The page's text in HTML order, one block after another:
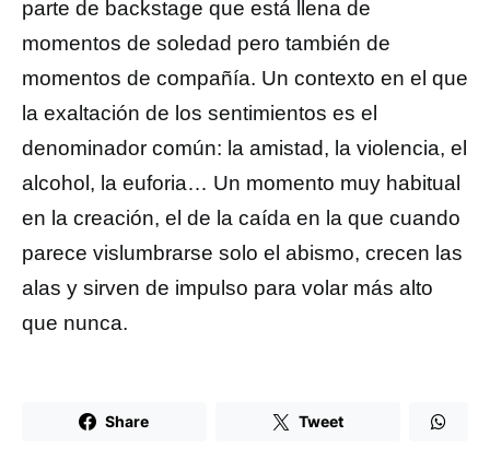
parte de backstage que está llena de
momentos de soledad pero también de
momentos de compañía. Un contexto en el que
la exaltación de los sentimientos es el
denominador común: la amistad, la violencia, el
alcohol, la euforia… Un momento muy habitual
en la creación, el de la caída en la que cuando
parece vislumbrarse solo el abismo, crecen las
alas y sirven de impulso para volar más alto
que nunca.
Share Tweet